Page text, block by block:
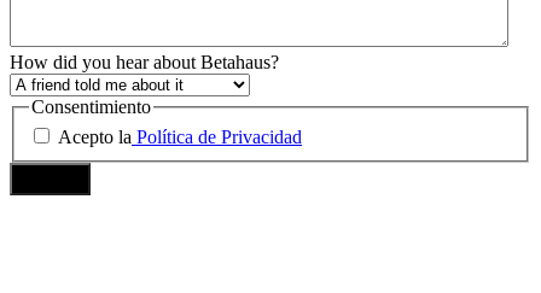
How did you hear about Betahaus?
Consentimiento
Acepto la Política de Privacidad